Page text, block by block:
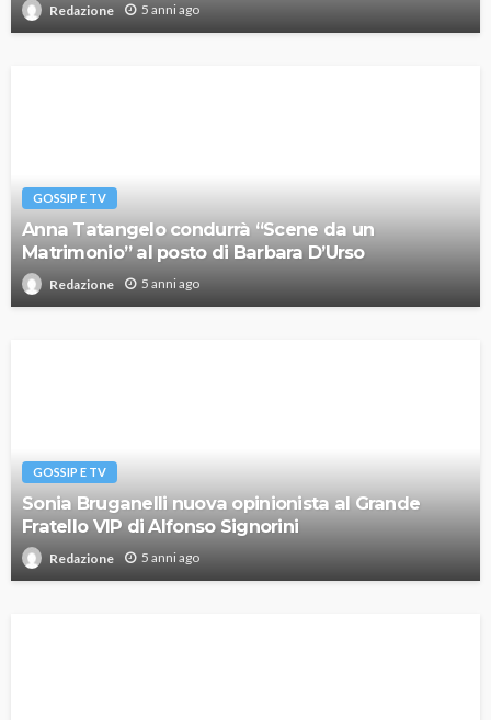
Redazione 5 anni ago
GOSSIP E TV
Anna Tatangelo condurrà “Scene da un
Matrimonio” al posto di Barbara D’Urso
Redazione 5 anni ago
GOSSIP E TV
Sonia Bruganelli nuova opinionista al Grande
Fratello VIP di Alfonso Signorini
Redazione 5 anni ago